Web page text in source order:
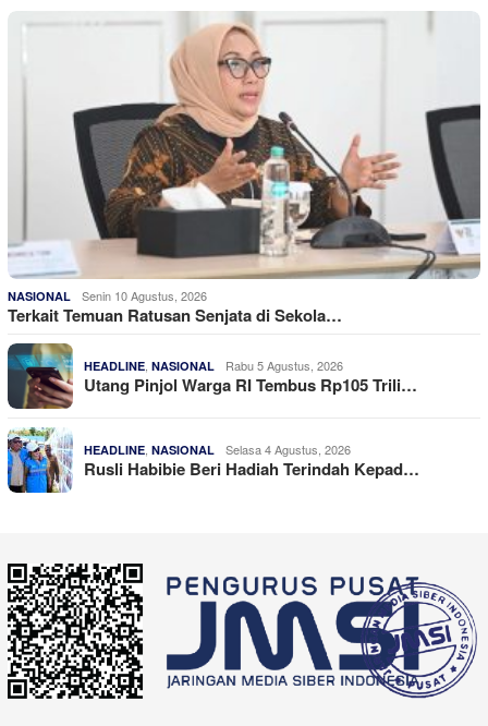
NASIONAL Senin 10 Agustus, 2026
Terkait Temuan Ratusan Senjata di Sekola…
HEADLINE NASIONAL Rabu 5 Agustus, 2026
Utang Pinjol Warga RI Tembus Rp105 Trili…
HEADLINE NASIONAL Selasa 4 Agustus, 2026
Rusli Habibie Beri Hadiah Terindah Kepad…